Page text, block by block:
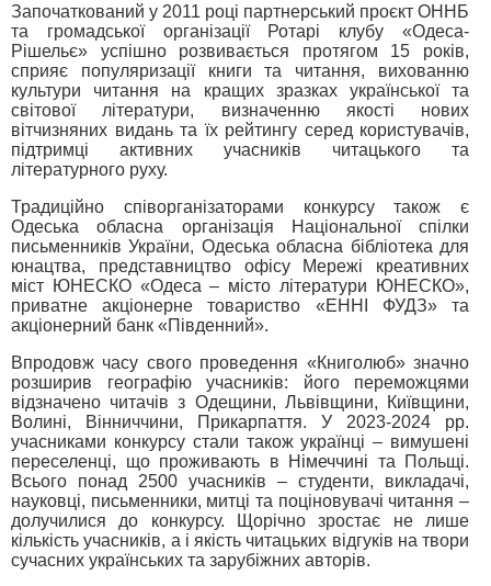
Започаткований у 2011 році партнерський проєкт ОННБ
та громадської організації Ротарі клубу «Одеса-
Рішельє» успішно розвивається протягом 15 років,
сприяє популяризації книги та читання, вихованню
культури читання на кращих зразках української та
світової літератури, визначенню якості нових
вітчизняних видань та їх рейтингу серед користувачів,
підтримці активних учасників читацького та
літературного руху.
Традиційно співорганізаторами конкурсу також є
Одеська обласна організація Національної спілки
письменників України, Одеська обласна бібліотека для
юнацтва, представництво офісу Мережі креативних
міст ЮНЕСКО «Одеса – місто літератури ЮНЕСКО»,
приватне акціонерне товариство «ЕННІ ФУДЗ» та
акціонерний банк «Південний».
Впродовж часу свого проведення «Книголюб» значно
розширив географію учасників: його переможцями
відзначено читачів з Одещини, Львівщини, Київщини,
Волині, Вінниччини, Прикарпаття. У 2023-2024 рр.
учасниками конкурсу стали також українці – вимушені
переселенці, що проживають в Німеччині та Польщі.
Всього понад 2500 учасників – студенти, викладачі,
науковці, письменники, митці та поціновувачі читання –
долучилися до конкурсу. Щорічно зростає не лише
кількість учасників, а і якість читацьких відгуків на твори
сучасних українських та зарубіжних авторів.